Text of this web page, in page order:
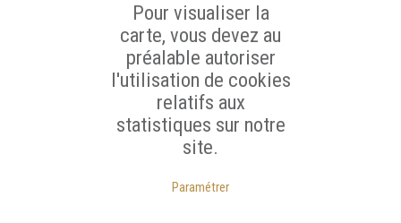
Pour visualiser la
carte, vous devez au
préalable autoriser
l'utilisation de cookies
relatifs aux
statistiques sur notre
site.
Paramétrer